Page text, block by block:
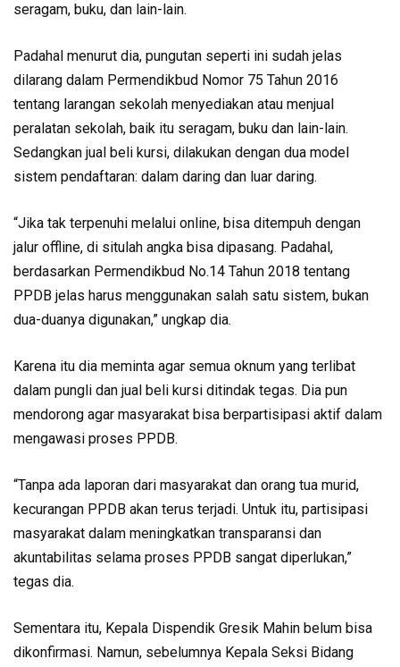
seragam, buku, dan lain-lain.
Padahal menurut dia, pungutan seperti ini sudah jelas
dilarang dalam Permendikbud Nomor 75 Tahun 2016
tentang larangan sekolah menyediakan atau menjual
peralatan sekolah, baik itu seragam, buku dan lain-lain.
Sedangkan jual beli kursi, dilakukan dengan dua model
sistem pendaftaran: dalam daring dan luar daring.
“Jika tak terpenuhi melalui online, bisa ditempuh dengan
jalur offline, di situlah angka bisa dipasang. Padahal,
berdasarkan Permendikbud No.14 Tahun 2018 tentang
PPDB jelas harus menggunakan salah satu sistem, bukan
dua-duanya digunakan,” ungkap dia.
Karena itu dia meminta agar semua oknum yang terlibat
dalam pungli dan jual beli kursi ditindak tegas. Dia pun
mendorong agar masyarakat bisa berpartisipasi aktif dalam
mengawasi proses PPDB.
“Tanpa ada laporan dari masyarakat dan orang tua murid,
kecurangan PPDB akan terus terjadi. Untuk itu, partisipasi
masyarakat dalam meningkatkan transparansi dan
akuntabilitas selama proses PPDB sangat diperlukan,”
tegas dia.
Sementara itu, Kepala Dispendik Gresik Mahin belum bisa
dikonfirmasi. Namun, sebelumnya Kepala Seksi Bidang